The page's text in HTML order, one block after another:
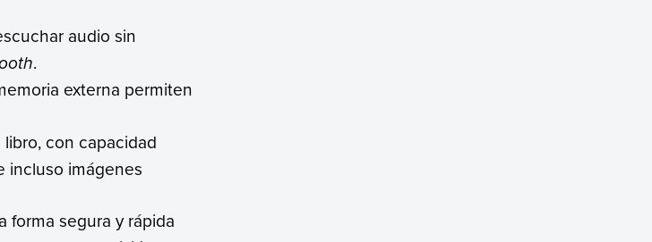
audio sin
.
externa permiten
con capacidad
incluso imágenes
forma segura y rápida